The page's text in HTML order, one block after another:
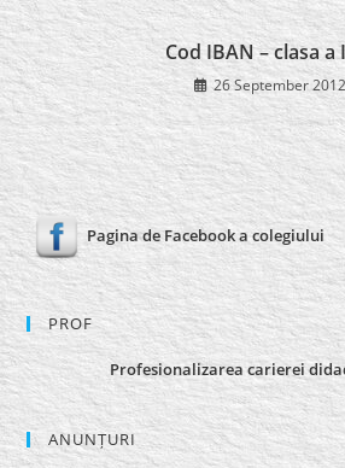
Cod IBAN – clasa a
26 September 2012
Pagina de Facebook a colegiului
PROF
Profesionalizarea carierei
ANUNȚURI